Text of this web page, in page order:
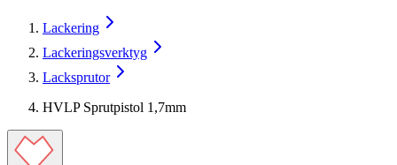
Lackering
Lackeringsverktyg
Lacksprutor
HVLP Sprutpistol 1,7mm